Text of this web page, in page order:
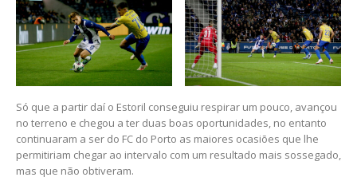
Só que a partir daí o Estoril conseguiu respirar um pouco, avançou
no terreno e chegou a ter duas boas oportunidades, no entanto
continuaram a ser do FC do Porto as maiores ocasiões que lhe
permitiriam chegar ao intervalo com um resultado mais sossegado,
mas que não obtiveram.